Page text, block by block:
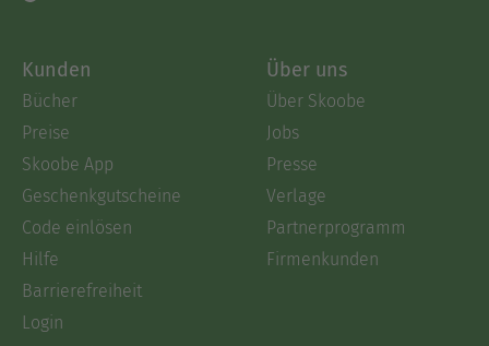
Kunden
Bücher
Preise
Skoobe App
Geschenkgutscheine
Code einlösen
Hilfe
Barrierefreiheit
Login
Über uns
Über Skoobe
Jobs
Presse
Verlage
Partnerprogramm
Firmenkunden